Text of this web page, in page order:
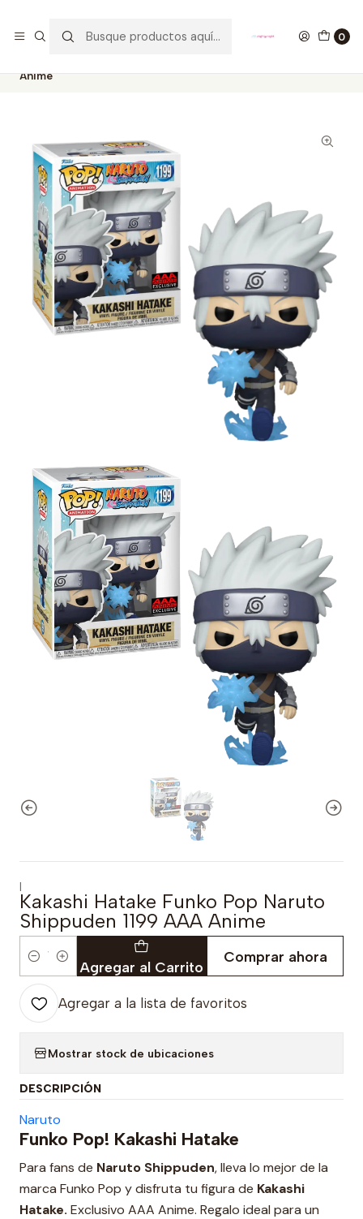
0
Anime
|
Kakashi Hatake Funko Pop Naruto
Shippuden 1199 AAA Anime
Cantidad Agregar al Carrito
Comprar ahora
Agregar a la lista de favoritos
Mostrar stock de ubicaciones
DESCRIPCIÓN
Naruto
Funko Pop! Kakashi Hatake
Para fans de Naruto Shippuden, lleva lo mejor de la
marca Funko Pop y disfruta tu figura de Kakashi
Hatake. Exclusivo AAA Anime. Regalo ideal para un